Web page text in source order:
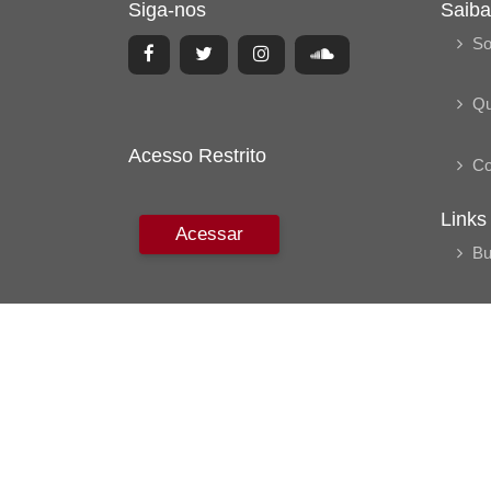
Siga-nos
Acesso Restrito
Acessar